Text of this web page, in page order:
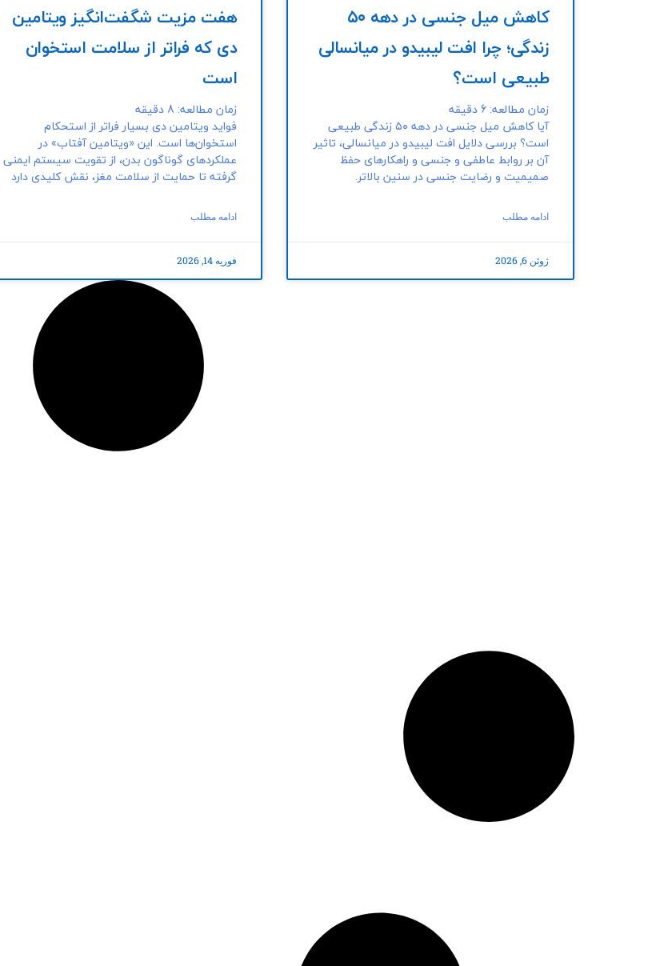
کاهش میل جنسی در دهه ۵۰
زندگی؛ چرا افت لیبیدو در میانسالی
طبیعی است؟
زمان مطالعه: 6دقیقه
آیا کاهش میل جنسی در دهه ۵۰ زندگی طبیعی
است؟ بررسی دلایل افت لیبیدو در میانسالی، تاثیر
آن بر روابط عاطفی و جنسی و راهکارهای حفظ
صمیمیت و رضایت جنسی در سنین بالاتر.
ادامه مطلب
ژوئن 6, 2026
هفت مزیت شگفت‌انگیز ویتامین
دی که فراتر از سلامت استخوان‌
است
زمان مطالعه: 8دقیقه
فواید ویتامین دی بسیار فراتر از استحکام
استخوان‌ها است. این «ویتامین آفتاب» در
عملکردهای گوناگون بدن، از تقویت سیستم ایمنی
گرفته تا حمایت از سلامت مغز، نقش کلیدی دارد
ادامه مطلب
فوریه 14, 2026